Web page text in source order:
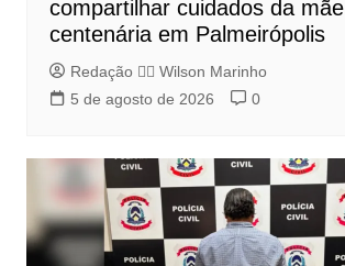
compartilhar cuidados da mãe
centenária em Palmeirópolis
Redação 👨‍⚖️​ Wilson Marinho
5 de agosto de 2026
0